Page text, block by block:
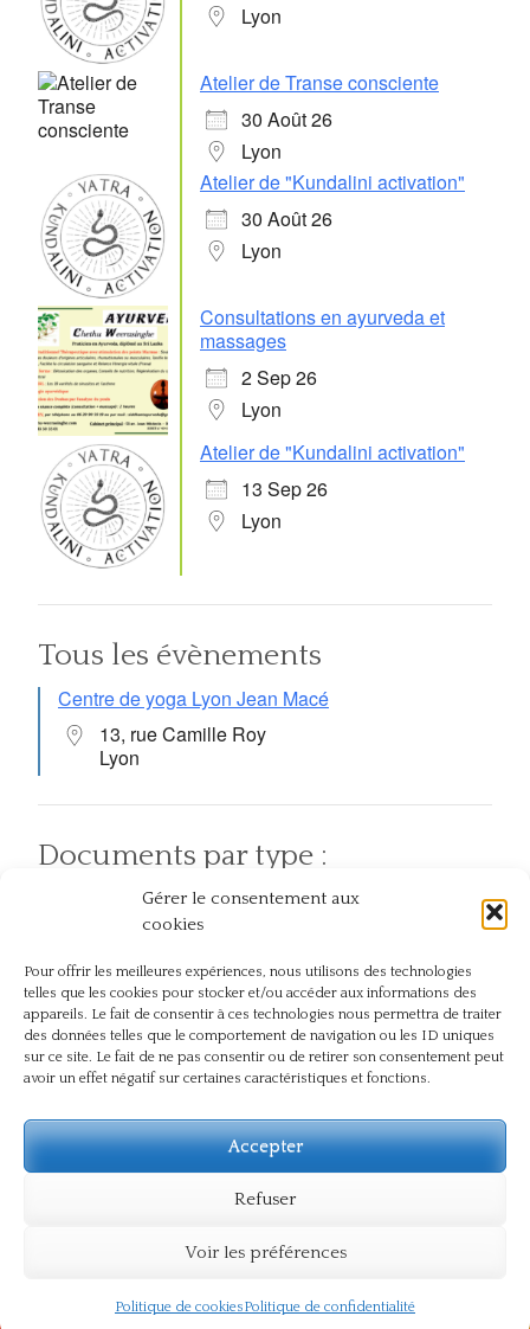
Gérer le consentement aux
cookies
Pour offrir les meilleures expériences, nous utilisons des technologies
telles que les cookies pour stocker et/ou accéder aux informations des
appareils. Le fait de consentir à ces technologies nous permettra de traiter
des données telles que le comportement de navigation ou les ID uniques
sur ce site. Le fait de ne pas consentir ou de retirer son consentement peut
avoir un effet négatif sur certaines caractéristiques et fonctions.
Accepter
Refuser
Voir les préférences
Politique de cookiesPolitique de confidentialité
Lyon
Atelier de Transe consciente
30 Août 26
Lyon
Atelier de "Kundalini activation"
30 Août 26
Lyon
Consultations en ayurveda et
massages
2 Sep 26
Lyon
Atelier de "Kundalini activation"
13 Sep 26
Lyon
Tous les évènements
Centre de yoga Lyon Jean Macé
13, rue Camille Roy
Lyon
Documents par type :
Articles Atelier et événement
Documents par thème :
Action Chez soi Compassion Dos En plein air Journée
Santé Souffle Souffrance SûtraTémoignage
© Centre de Yoga Lyon Jean Macé